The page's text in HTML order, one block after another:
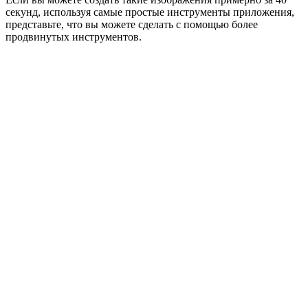
секунд, используя самые простые инструменты приложения,
представьте, что вы можете сделать с помощью более
продвинутых инструментов.